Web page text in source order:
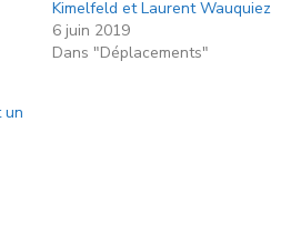
Kimelfeld et Laurent Wauquiez
6 juin 2019
Dans "Déplacements"
un